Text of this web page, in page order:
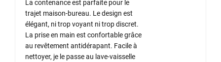
La contenance est parfaite pour le
trajet maison-bureau. Le design est
élégant, ni trop voyant ni trop discret.
La prise en main est confortable grâce
au revêtement antidérapant. Facile à
nettoyer, je le passe au lave-vaisselle